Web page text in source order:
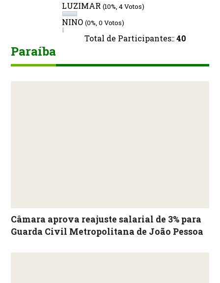
LUZIMAR (10%, 4 Votos)
NINO (0%, 0 Votos)
Total de Participantes::40
Paraíba
Câmara aprova reajuste salarial de 3% para
Guarda Civil Metropolitana de João Pessoa